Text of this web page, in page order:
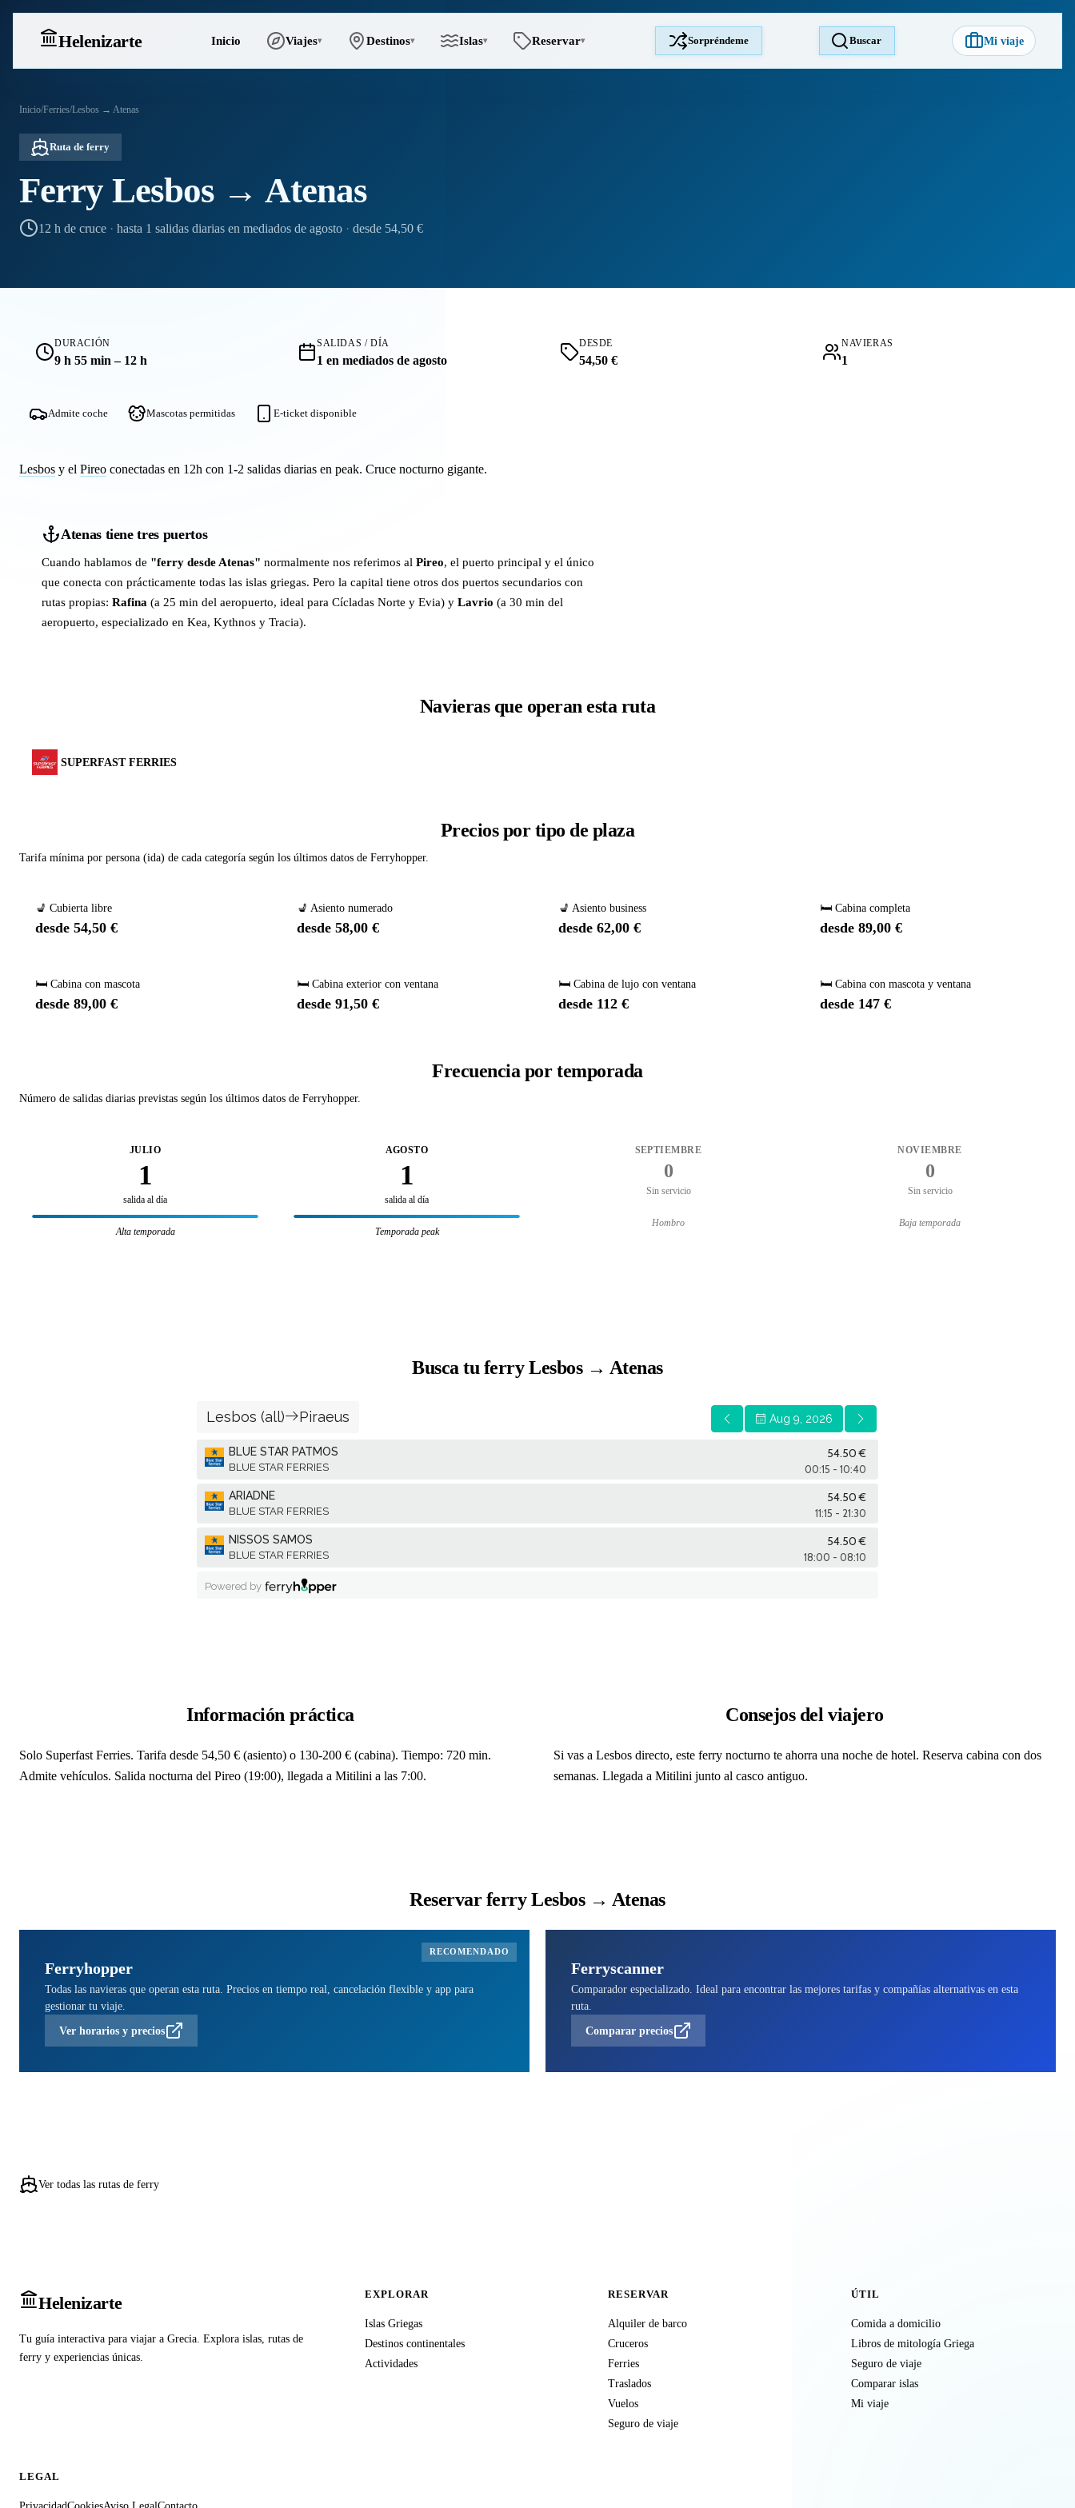
Helenizarte Inicio Viajes▾ Destinos▾ Islas▾ Reservar▾ Sorpréndeme Buscar Mi viaje
Inicio/Ferries/Lesbos → Atenas
Ruta de ferry
Ferry Lesbos → Atenas
12 h de cruce · hasta 1 salidas diarias en mediados de agosto · desde 54,50 €
DURACIÓN
9 h 55 min – 12 h
SALIDAS / DÍA
1 en mediados de agosto
DESDE
54,50 €
NAVIERAS
1
Admite coche Mascotas permitidas E-ticket disponible
Lesbos y el Pireo conectadas en 12h con 1-2 salidas diarias en peak. Cruce nocturno gigante.
Atenas tiene tres puertos
Cuando hablamos de "ferry desde Atenas" normalmente nos referimos al Pireo, el puerto principal y el único
que conecta con prácticamente todas las islas griegas. Pero la capital tiene otros dos puertos secundarios con
rutas propias: Rafina (a 25 min del aeropuerto, ideal para Cícladas Norte y Evia) y Lavrio (a 30 min del
aeropuerto, especializado en Kea, Kythnos y Tracia).
Navieras que operan esta ruta
SUPERFAST FERRIES
Precios por tipo de plaza
Tarifa mínima por persona (ida) de cada categoría según los últimos datos de Ferryhopper.
💺 Cubierta libre
desde 54,50 €
💺 Asiento numerado
desde 58,00 €
💺 Asiento business
desde 62,00 €
🛏️ Cabina completa
desde 89,00 €
🛏️ Cabina con mascota
desde 89,00 €
🛏️ Cabina exterior con ventana
desde 91,50 €
🛏️ Cabina de lujo con ventana
desde 112 €
🛏️ Cabina con mascota y ventana
desde 147 €
Frecuencia por temporada
Número de salidas diarias previstas según los últimos datos de Ferryhopper.
JULIO
1
salida al día
Alta temporada
AGOSTO
1
salida al día
Temporada peak
SEPTIEMBRE
0
Sin servicio
Hombro
NOVIEMBRE
0
Sin servicio
Baja temporada
Busca tu ferry Lesbos → Atenas
Información práctica
Solo Superfast Ferries. Tarifa desde 54,50 € (asiento) o 130-200 € (cabina). Tiempo: 720 min.
Admite vehículos. Salida nocturna del Pireo (19:00), llegada a Mitilini a las 7:00.
Consejos del viajero
Si vas a Lesbos directo, este ferry nocturno te ahorra una noche de hotel. Reserva cabina con dos
semanas. Llegada a Mitilini junto al casco antiguo.
Reservar ferry Lesbos → Atenas
RECOMENDADO
Ferryhopper
Todas las navieras que operan esta ruta. Precios en tiempo real, cancelación flexible y app para
gestionar tu viaje.
Ver horarios y precios
Ferryscanner
Comparador especializado. Ideal para encontrar las mejores tarifas y compañías alternativas en esta
ruta.
Comparar precios
Ver todas las rutas de ferry
Helenizarte
Tu guía interactiva para viajar a Grecia. Explora islas, rutas de
ferry y experiencias únicas.
EXPLORAR
Islas Griegas
Destinos continentales
Actividades
RESERVAR
Alquiler de barco
Cruceros
Ferries
Traslados
Vuelos
Seguro de viaje
ÚTIL
Comida a domicilio
Libros de mitología Griega
Seguro de viaje
Comparar islas
Mi viaje
LEGAL